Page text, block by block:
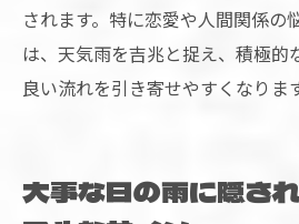
されます。特に恋愛や人間関係の
は、天気雨を吉兆と捉え、積極的
良い流れを引き寄せやすくなりま
大事な日の雨に隠さ